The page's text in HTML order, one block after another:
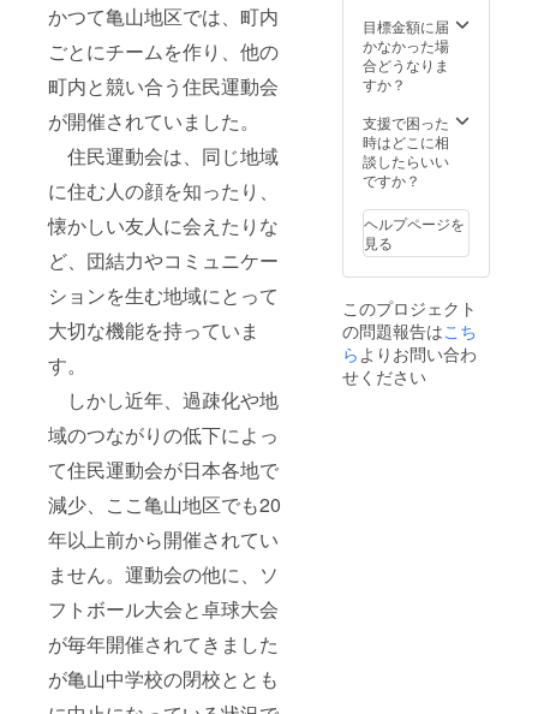
かつて亀山地区では、町内
ごとにチームを作り、他の
町内と競い合う住民運動会
が開催されていました。
住民運動会は、同じ地域
に住む人の顔を知ったり、
懐かしい友人に会えたりな
ど、団結力やコミュニケー
ションを生む地域にとって
大切な機能を持っていま
す。
しかし近年、過疎化や地
域のつながりの低下によっ
て住民運動会が日本各地で
減少、ここ亀山地区でも20
年以上前から開催されてい
ません。運動会の他に、ソ
フトボール大会と卓球大会
が毎年開催されてきました
が亀山中学校の閉校ととも
数日程
に分け
て開催
しま
ださ
い。
【商品
カー名 :
自社開
発 色 :
赤・白
アルミ
ニウム
商品寸
法 : 直
㎝ 長
さ80cm
※組み立
て前 商
品重量 :
ご友人
と遊ぶ
ことが
3m/4m/
5m玉入
れ ・綱
引き ・
競走 ・
大玉転
がし
にグ
ループ
名と開
を記入
くださ
い
プ名と
開催し
たい時
さい。
【1日
目】
13:00
14:30
CAMPi
ece君
津 到
15:00
運動会
スター
ト
17:00
目標金額に届
かなかった場
合どうなりま
すか？
支援で困った
時はどこに相
談したらいい
ですか？
ヘルプページを
見る
このプロジェクト
の問題報告はこち
らよりお問い合わ
せください